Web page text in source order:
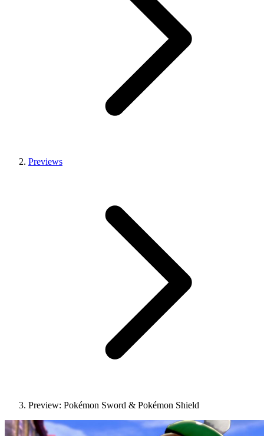
Previews
Preview: Pokémon Sword & Pokémon Shield